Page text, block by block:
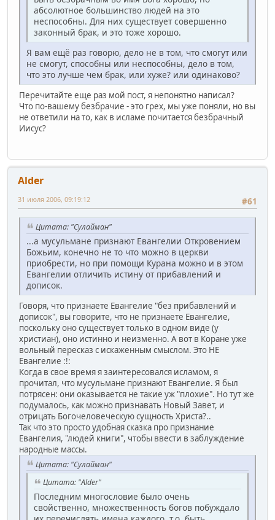
абсолютное большинство людей на это
неспособны. Для них существует совершенно
законный брак, и это тоже хорошо.
Я вам ещё раз говорю, дело не в том, что смогут или
не смогут, способны или неспособны, дело в том,
что это лучше чем брак, или хуже? или одинаково?
Перечитайте еще раз мой пост, я непонятно написал?
Что по-вашему безбрачие - это грех, мы уже поняли, но вы
не ответили на то, как в исламе почитается безбрачный
Иисус?
Alder
#61
31 июля 2006, 09:19:12
Цитата: "Сулайман"
...а мусульмане признают Евангелии Откровением
Божьим, конечно не то что можно в церкви
приобрести, но при помощи Курана можно и в этом
Евангелии отличить истину от прибавлений и
дописок.
Говоря, что признаете Евангелие "без прибавлений и
дописок", вы говорите, что не признаете Евангелие,
поскольку оно существует только в одном виде (у
христиан), оно истинно и неизменно. А вот в Коране уже
вольный пересказ с искаженным смыслом. Это НЕ
Евангелие :!:
Когда в свое время я заинтересовался исламом, я
прочитал, что мусульмане признают Евангелие. Я был
потрясен: они оказывается не такие уж "плохие". Но тут же
подумалось, как можно признавать Новый Завет, и
отрицать Богочеловеческую сущность Христа?..
Так что это просто удобная сказка про признание
Евангелия, "людей книги", чтобы ввести в заблуждение
народные массы.
Цитата: "Сулайман"
Цитата: "Alder"
Последним многословие было очень
свойственно, множественность богов побуждало